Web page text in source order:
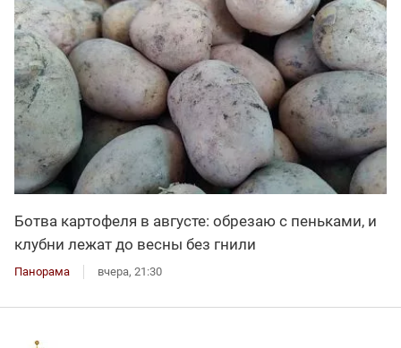
Ботва картофеля в августе: обрезаю с пеньками, и
клубни лежат до весны без гнили
Панорама вчера, 21:30